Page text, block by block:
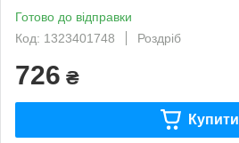
Готово до відправки
Код: 1323401748
Роздріб
726 ₴
Купити